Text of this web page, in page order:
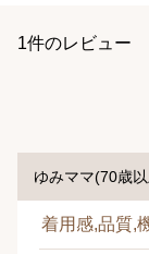
1件のレビュー
ゆみママ(70歳
着用感,品質,